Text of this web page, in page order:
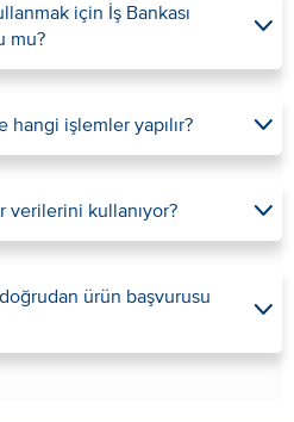
için İş Bankası
mu?
hangi işlemler yapılır?
verilerini kullanıyor?
ürün başvurusu